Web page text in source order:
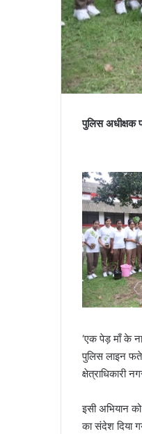
पुलिस अधीक्षक
‘एक पेड़ माँ के
पुलिस लाइन
क्षेत्राधिकारी
इसी अभियान
का संदेश दिया